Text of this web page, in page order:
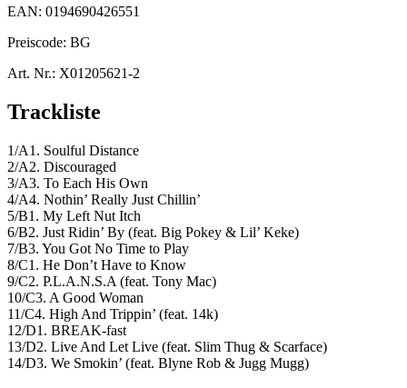
EAN: 0194690426551
Preiscode: BG
Art. Nr.: X01205621-2
Trackliste
1/A1. Soulful Distance
2/A2. Discouraged
3/A3. To Each His Own
4/A4. Nothin’ Really Just Chillin’
5/B1. My Left Nut Itch
6/B2. Just Ridin’ By (feat. Big Pokey & Lil’ Keke)
7/B3. You Got No Time to Play
8/C1. He Don’t Have to Know
9/C2. P.L.A.N.S.A (feat. Tony Mac)
10/C3. A Good Woman
11/C4. High And Trippin’ (feat. 14k)
12/D1. BREAK-fast
13/D2. Live And Let Live (feat. Slim Thug & Scarface)
14/D3. We Smokin’ (feat. Blyne Rob & Jugg Mugg)